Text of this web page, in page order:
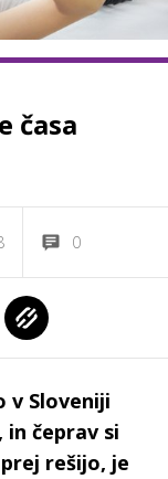
časa
0
v Sloveniji
čeprav si
rešijo, je